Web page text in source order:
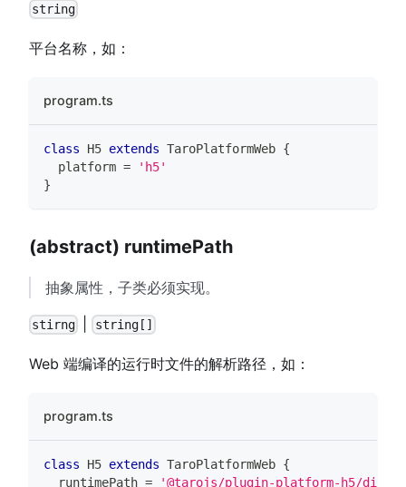
string
平台名称，如：
program.ts
class H5 extends TaroPlatformWeb {
  platform
=
'h5'
}
(abstract) runtimePath
抽象属性，子类必须实现。
stirng | string[]
Web 端编译的运行时文件的解析路径，如：
program.ts
class H5 extends TaroPlatformWeb {
  runtimePath
= '@tarojs/plugin-platform-h5/dist/